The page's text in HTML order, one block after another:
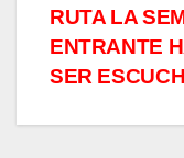
RUTA LA
ENTRANTE
SER